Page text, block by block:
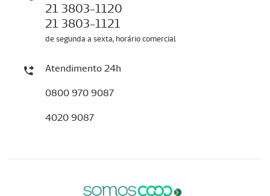
21 3803-1120
21 3803-1121
de segunda a sexta, horário comercial
Atendimento 24h
0800 970 9087
4020 9087